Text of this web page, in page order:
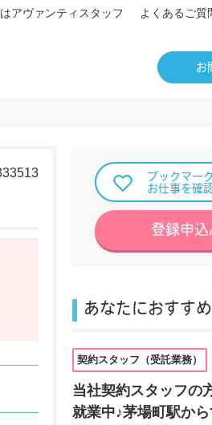
アヴァンティスタッフ よくあるご質
お
ブックマー
お仕事を確
登録申込
あなたにおすす
契約スタッフ（受託業務）
当社契約スタッフの
就業中♪茅場町駅か